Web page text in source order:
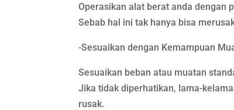
Operasikan alat berat anda dengan
Sebab hal ini tak hanya bisa
-Sesuaikan dengan Kemampuan
Sesuaikan beban atau muatan
Jika tidak diperhatikan, lama-
rusak.